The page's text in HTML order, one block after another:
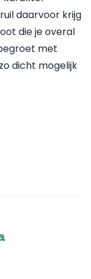
daarvoor krijg
die je overal
met
dicht mogelijk